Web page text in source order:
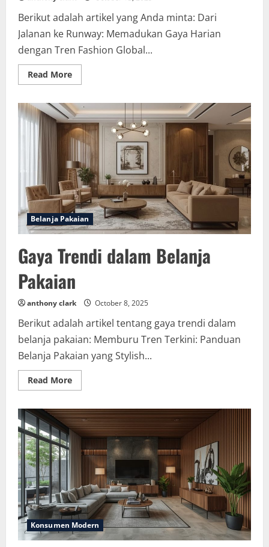
Berikut adalah artikel yang Anda minta: Dari
Jalanan ke Runway: Memadukan Gaya Harian
dengan Tren Fashion Global...
Read MoreRead
more
Harian
dan
Tren
Global
Belanja Pakaian
Gaya Trendi dalam Belanja
Pakaian
anthony clark October 8, 2025
Berikut adalah artikel tentang gaya trendi dalam
belanja pakaian: Memburu Tren Terkini: Panduan
Belanja Pakaian yang Stylish...
Read MoreRead
more
Trendi
dalam
Belanja
Pakaian
Konsumen Modern